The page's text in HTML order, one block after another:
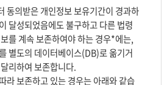
동의받은 개인정보 보유기간이 경과하
달성되었음에도 불구하고 다른 법령
를 계속 보존하여야 하는 경우*에는,
별도의 데이터베이스(DB)로 옮기거
리하여 보존합니다.
라 보존하고 있는 경우는 아래와 같습